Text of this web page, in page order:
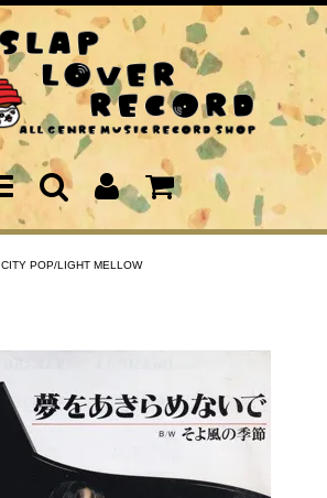
CITY POP/LIGHT MELLOW